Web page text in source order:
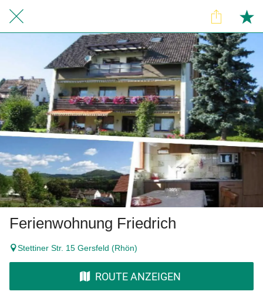
Ferienwohnung Friedrich
Stettiner Str. 15 Gersfeld (Rhön)
ROUTE ANZEIGEN